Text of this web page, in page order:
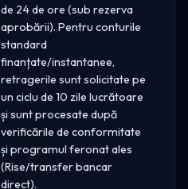
de 24 de ore (sub rezerva
aprobării). Pentru conturile
standard
finanțate/instantanee,
retragerile sunt solicitate pe
un ciclu de 10 zile lucrătoare
și sunt procesate după
verificările de conformitate
și programul feronat ales
(Rise/transfer bancar
direct).